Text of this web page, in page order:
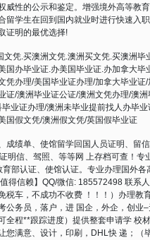
威性的公示和鉴定。增强境外高等教
留学生在回到国内就业时进行快速入
证明的最优选择!
凭.买澳洲文凭.澳洲买文凭.买澳洲毕
国办毕业证.办美国毕业证.办加拿大毕
凭办理/美国毕业证办理/加拿大毕业证
证/澳洲毕业证公证/澳洲文凭办理/澳
业证办理/澳洲未毕业提前找人办毕
国假文凭/澳洲假文凭/英国假毕业证
绩单、使馆留学回国人员证明、留信
明信、驾照、等等网 上存档可查！专
部认证、使馆认证。专业办理国外
得信赖】QQ/微信: 185572498 联系
车，不成功不收费 ！！！）办理教
公务员，落户，进 国企，外企，创业
程**跟踪进度）提供整套申请学 校
您满意、设计，印刷，DHL快 递；（